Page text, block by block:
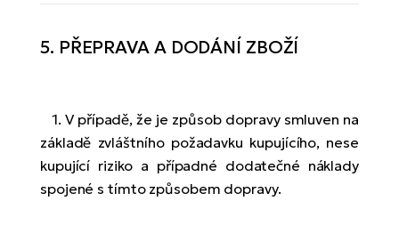
5. PŘEPRAVA A DODÁNÍ ZBOŽÍ
1. V případě, že je způsob dopravy smluven na
základě zvláštního požadavku kupujícího, nese
kupující riziko a případné dodatečné náklady
spojené s tímto způsobem dopravy.